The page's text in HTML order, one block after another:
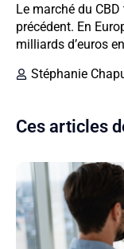
Le marché du
précédent. En
milliards d’euros
Stéphanie
Ces articles